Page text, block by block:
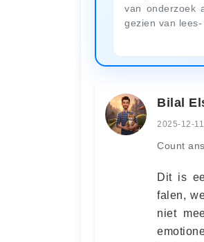
van onderzoek
gezien van lees-
Bilal
2025-12-
Count
Dit is
falen,
niet